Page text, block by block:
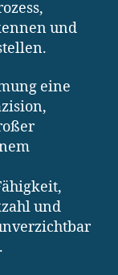
und
eine
und